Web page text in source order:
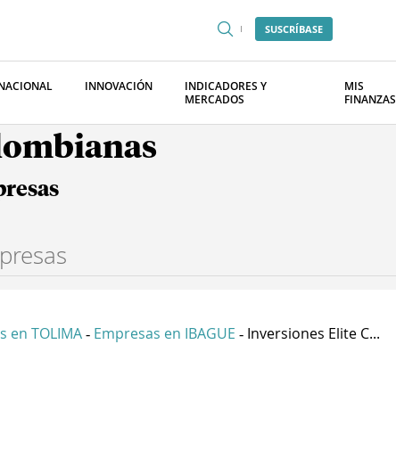
SUSCRÍBASE
INNOVACIÓN
INDICADORES Y
MERCADOS
MIS
FINANZAS
en TOLIMA - Empresas en IBAGUE - Inversiones Elite C...